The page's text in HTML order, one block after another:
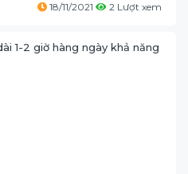
18/11/2021 2 Lượt xem
1-2 giờ hàng ngày khả năng